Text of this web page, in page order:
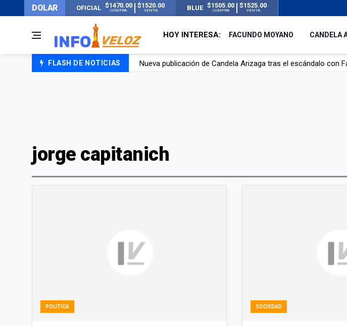
DOLAR OFICIAL $1470.00
COMPRA
$1520.00
VENTA BLUE $1505.00
COMPRA
$1525.00
VENTA
HOY INTERESA: FACUNDO MOYANO CANDELA
FLASH DE NOTICIAS
Un joven murió quemado por su novia en San Luis: pasó
jorge capitanich
POLÍTICA SOCIEDAD